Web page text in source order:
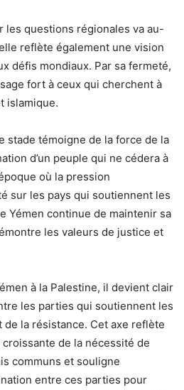
les questions régionales va au-
reflète également une vision
défis mondiaux. Par sa fermeté,
fort à ceux qui cherchent à
islamique.
stade témoigne de la force de la
d’un peuple qui ne cédera à
où la pression
sur les pays qui soutiennent les
Yémen continue de maintenir sa
les valeurs de justice et
à la Palestine, il devient clair
les parties qui soutiennent les
la résistance. Cet axe reflète
de la nécessité de
communs et souligne
entre ces parties pour